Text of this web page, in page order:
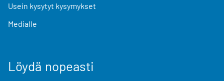
Usein kysytyt kysymykset
Medialle
Löydä nopeasti